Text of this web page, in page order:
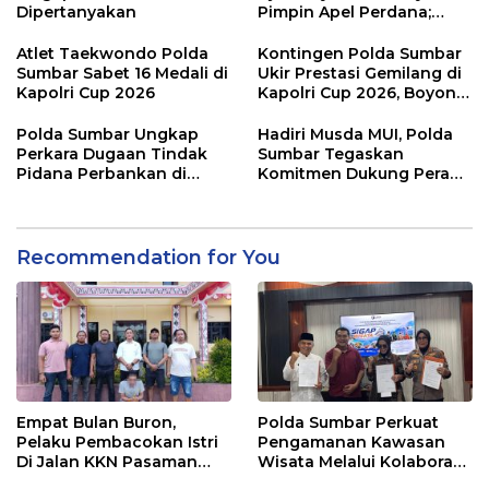
Dipertanyakan
Pimpin Apel Perdana;
dengan Humanis
Atlet Taekwondo Polda
Sumbar Sabet 16 Medali di
Kapolri Cup 2026
Kontingen Polda Sumbar
Ukir Prestasi Gemilang di
Kapolri Cup 2026, Boyong
Polda Sumbar Ungkap
Perkara Dugaan Tindak
Pidana Perbankan di
3 Orang Ditetapkan
Tersangka
Hadiri Musda MUI, Polda
Sumbar Tegaskan
Komitmen Dukung Peran
Recommendation for You
Empat Bulan Buron,
Pelaku Pembacokan Istri
Di Jalan KKN Pasaman
Polda Sumbar Perkuat
Pengamanan Kawasan
Wisata Melalui Kolaborasi